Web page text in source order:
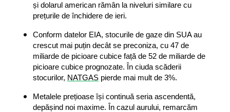
și dolarul american rămân la niveluri similare cu
prețurile de închidere de ieri.
Conform datelor EIA, stocurile de gaze din SUA au
crescut mai puțin decât se preconiza, cu 47 de
miliarde de picioare cubice față de 52 de miliarde de
picioare cubice prognozate. În ciuda scăderii
stocurilor, NATGAS pierde mai mult de 3%.
Metalele prețioase își continuă seria ascendentă,
depășind noi maxime. În cazul aurului, remarcăm